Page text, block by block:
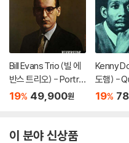
Bill Evans Trio (빌 에
반스 트리오) - Portrai
t In Jazz [LP]
19% 49,900원
Kenny
도햄) -
[LP]
19%
이 분야 신상품